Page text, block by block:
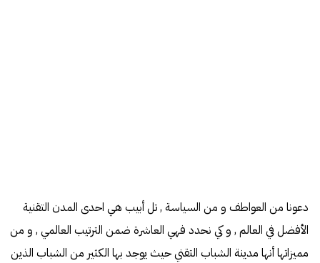
دعونا من العواطف و من السياسة , تل أبيب هي احدى المدن التقنية
الأفضل في العالم , و كي نحدد فهي العاشرة ضمن الترتيب العالمي , و من
مميزاتها أنها مدينة الشباب التقني حيث يوجد بها الكثير من الشباب الذين